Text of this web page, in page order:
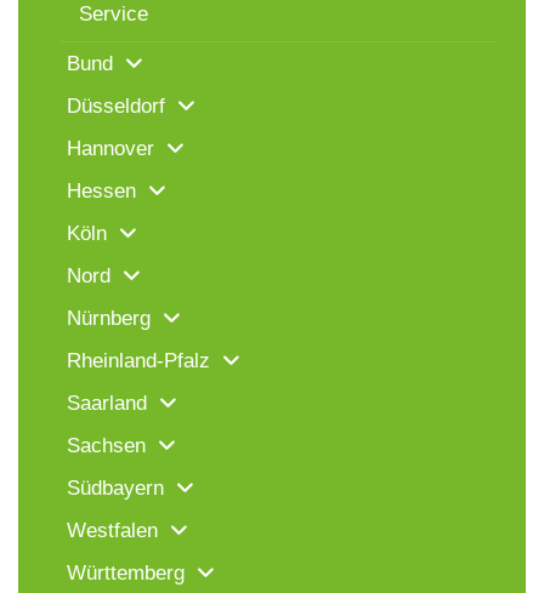
Service
Bund
Düsseldorf
Hannover
Hessen
Köln
Nord
Nürnberg
Rheinland-Pfalz
Saarland
Sachsen
Südbayern
Westfalen
Württemberg